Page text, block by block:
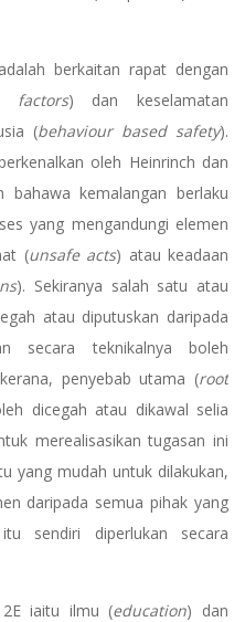
berkaitan rapat dengan
factors) dan keselamatan
(behaviour based safety).
oleh Heinrinch dan
bahawa kemalangan berlaku
yang mengandungi elemen
(unsafe acts) atau keadaan
). Sekiranya salah satu atau
atau diputuskan daripada
secara teknikalnya boleh
penyebab utama (root
dicegah atau dikawal selia
merealisasikan tugasan ini
yang mudah untuk dilakukan,
daripada semua pihak yang
sendiri diperlukan secara
iaitu ilmu (education) dan